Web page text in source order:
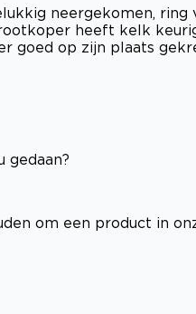
neergekomen, ring
heeft kelk
goed op zijn plaats
gedaan?
om een product in